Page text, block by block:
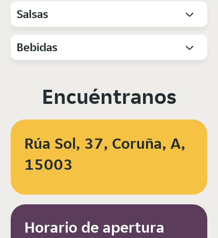
Salsas
Bebidas
Encuéntranos
Rúa Sol, 37, Coruña, A,
15003
Horario de apertura